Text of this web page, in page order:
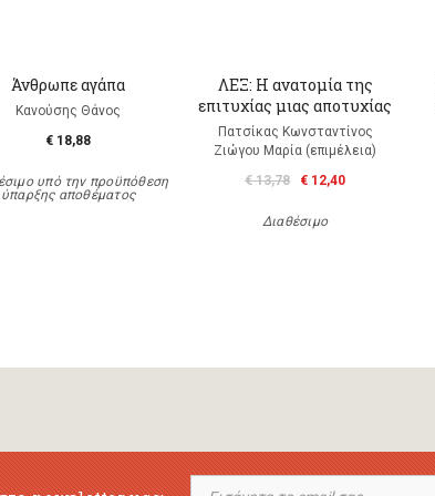
Άνθρωπε αγάπα
Κανούσης Θάνος
€ 18,88
υπό την προϋπόθεση
ύπαρξης αποθέματος
ΛΕΞ: Η ανατομία της
επιτυχίας μιας αποτυχίας
Πατσίκας Κωνσταντίνος
Ζιώγου Μαρία (επιμέλεια)
€ 13,78
€ 12,40
Διαθέσιμο